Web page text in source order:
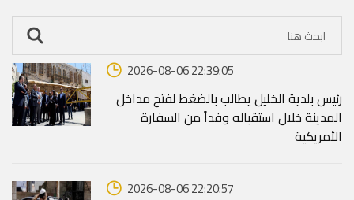
2026-08-06 22:39:05
رئيس بلدية الخليل يطالب بالضغط لفتح مداخل
المدينة خلال استقباله وفداً من السفارة
الأمريكية
2026-08-06 22:20:57